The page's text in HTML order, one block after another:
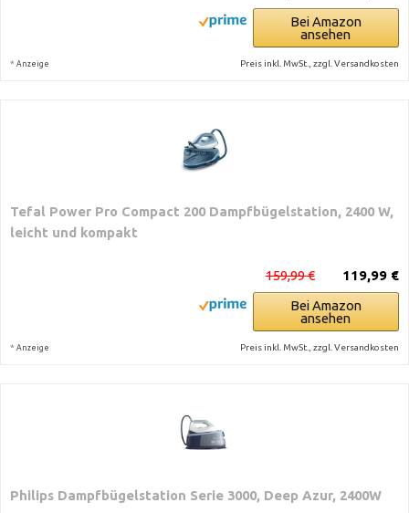
Bei Amazon
ansehen
* Anzeige Preis inkl. MwSt., zzgl. Versandkosten
Tefal Power Pro Compact 200 Dampfbügelstation, 2400 W,
leicht und kompakt
119,99 €
159,99 €
Bei Amazon
ansehen
* Anzeige Preis inkl. MwSt., zzgl. Versandkosten
Philips Dampfbügelstation Serie 3000, Deep Azur, 2400W